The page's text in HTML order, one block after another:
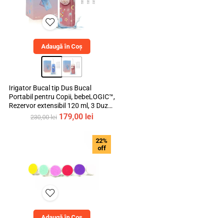
Adaugă în Coș
Irigator Bucal tip Dus Bucal
Portabil pentru Copii, bebeLOGIC™,
Rezervor extensibil 120 ml, 3 Duze
Incluse, Materiale Non-Toxice
230,00lei Prețul
230,00 lei.
179,00 leiPrețul
este:
179,00 lei.
22%
off
Facebook
Youtube
Instagram